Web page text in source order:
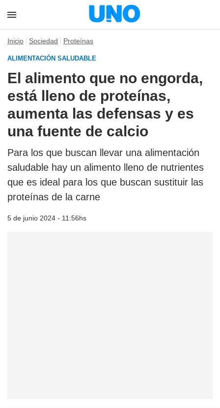
Inicio Sociedad Proteínas
ALIMENTACIÓN SALUDABLE
El alimento que no engorda,
está lleno de proteínas,
aumenta las defensas y es
una fuente de calcio
Para los que buscan llevar una alimentación
saludable hay un alimento lleno de nutrientes
que es ideal para los que buscan sustituir las
proteínas de la carne
5 de junio 2024 - 11:56hs